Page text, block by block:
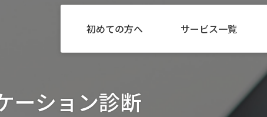
初めての方へ サービス一覧
ーション診断